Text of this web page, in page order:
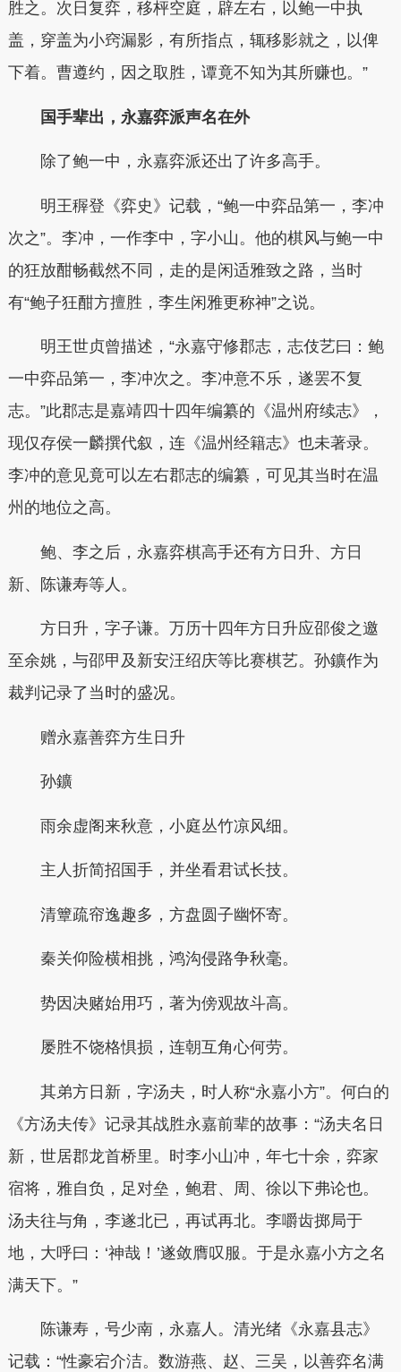
胜之。次日复弈，移枰空庭，辟左右，以鲍一中执
盖，穿盖为小窍漏影，有所指点，辄移影就之，以俾
下着。曹遵约，因之取胜，谭竟不知为其所赚也。”
国手辈出，永嘉弈派声名在外
除了鲍一中，永嘉弈派还出了许多高手。
明王稺登《弈史》记载，“鲍一中弈品第一，李冲
次之”。李冲，一作李中，字小山。他的棋风与鲍一中
的狂放酣畅截然不同，走的是闲适雅致之路，当时
有“鲍子狂酣方擅胜，李生闲雅更称神”之说。
明王世贞曾描述，“永嘉守修郡志，志伎艺曰：鲍
一中弈品第一，李冲次之。李冲意不乐，遂罢不复
志。”此郡志是嘉靖四十四年编纂的《温州府续志》，
现仅存侯一麟撰代叙，连《温州经籍志》也未著录。
李冲的意见竟可以左右郡志的编纂，可见其当时在温
州的地位之高。
鲍、李之后，永嘉弈棋高手还有方日升、方日
新、陈谦寿等人。
方日升，字子谦。万历十四年方日升应邵俊之邀
至余姚，与邵甲及新安汪绍庆等比赛棋艺。孙鑛作为
裁判记录了当时的盛况。
赠永嘉善弈方生日升
孙鑛
雨余虚阁来秋意，小庭丛竹凉风细。
主人折简招国手，并坐看君试长技。
清簟疏帘逸趣多，方盘圆子幽怀寄。
秦关仰险横相挑，鸿沟侵路争秋毫。
势因决赌始用巧，著为傍观故斗高。
屡胜不饶格惧损，连朝互角心何劳。
其弟方日新，字汤夫，时人称“永嘉小方”。何白的
《方汤夫传》记录其战胜永嘉前辈的故事：“汤夫名日
新，世居郡龙首桥里。时李小山冲，年七十余，弈家
宿将，雅自负，足对垒，鲍君、周、徐以下弗论也。
汤夫往与角，李遂北已，再试再北。李嚼齿掷局于
地，大呼曰：‘神哉！’遂敛膺叹服。于是永嘉小方之名
满天下。”
陈谦寿，号少南，永嘉人。清光绪《永嘉县志》
记载：“性豪宕介洁。数游燕、赵、三吴，以善弈名满